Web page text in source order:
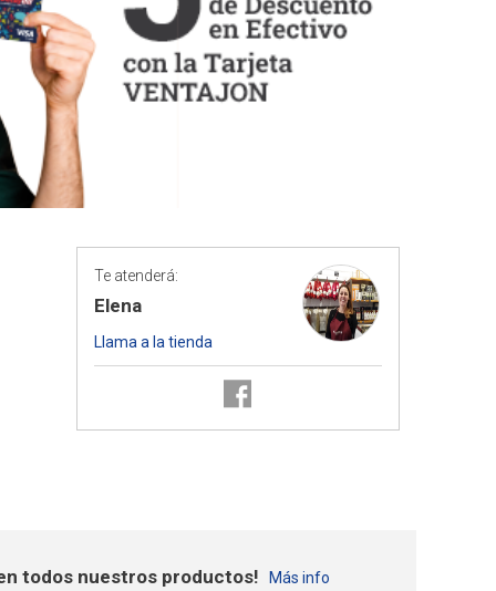
Te atenderá:
Elena
Llama a la tienda
todos nuestros productos! Más info